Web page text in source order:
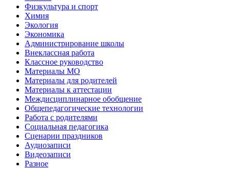
Физкультура и спорт
Химия
Экология
Экономика
Администрирование школы
Внеклассная работа
Классное руководство
Материалы МО
Материалы для родителей
Материалы к аттестации
Междисциплинарное обобщение
Общепедагогические технологии
Работа с родителями
Социальная педагогика
Сценарии праздников
Аудиозаписи
Видеозаписи
Разное